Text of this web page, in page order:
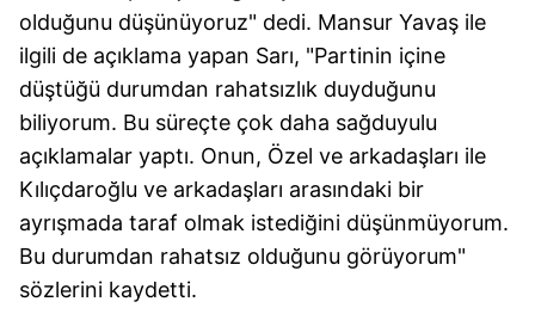
Sizlere daha iyi bir hizmet sunabilmek için İnternet
Sitemizde kendimize ve üçüncü kişilere ait çerezler
kullanılmaktadır. Bu çerezler vasıtasıyla çeşitli kişisel
verileriniz işlenmekte olup gerekli olan çerezler bilgi
toplumu hizmetlerinin sunulması amacıyla
kullanılmaktadır. Diğer çerezler, sitemizin daha işlevsel
kılınması ve kişiselleştirilmesi ve sizlere yönelik
reklam/pazarlama faaliyetlerinin yapılması, amaçlarıyla
sınırlı olarak açık rızanız dahilinde kullanılacaktır.
Çerezlere ilişkin tercihlerinizi aşağıda yer alan panel
olduğunu düşünüyoruz" dedi. Mansur Yavaş ile
ilgili de açıklama yapan Sarı, "Partinin içine
düştüğü durumdan rahatsızlık duyduğunu
biliyorum. Bu süreçte çok daha sağduyulu
açıklamalar yaptı. Onun, Özel ve arkadaşları ile
Kılıçdaroğlu ve arkadaşları arasındaki bir
ayrışmada taraf olmak istediğini düşünmüyorum.
Bu durumdan rahatsız olduğunu görüyorum"
sözlerini kaydetti.